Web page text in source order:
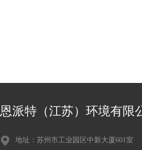
恩派特（江苏）环境有限
地址：苏州市工业园区中新大厦601室